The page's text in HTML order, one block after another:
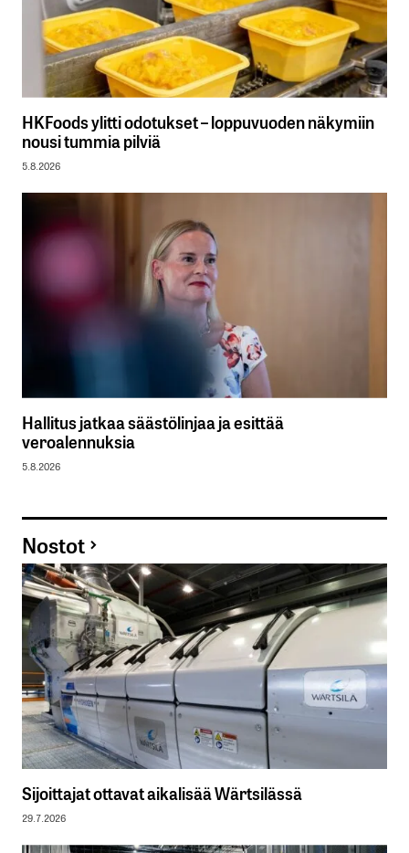
HKFoods ylitti odotukset – loppuvuoden näkymiin
nousi tummia pilviä
5.8.2026
Hallitus jatkaa säästölinjaa ja esittää
veroalennuksia
5.8.2026
Nostot
Sijoittajat ottavat aikalisää Wärtsilässä
29.7.2026